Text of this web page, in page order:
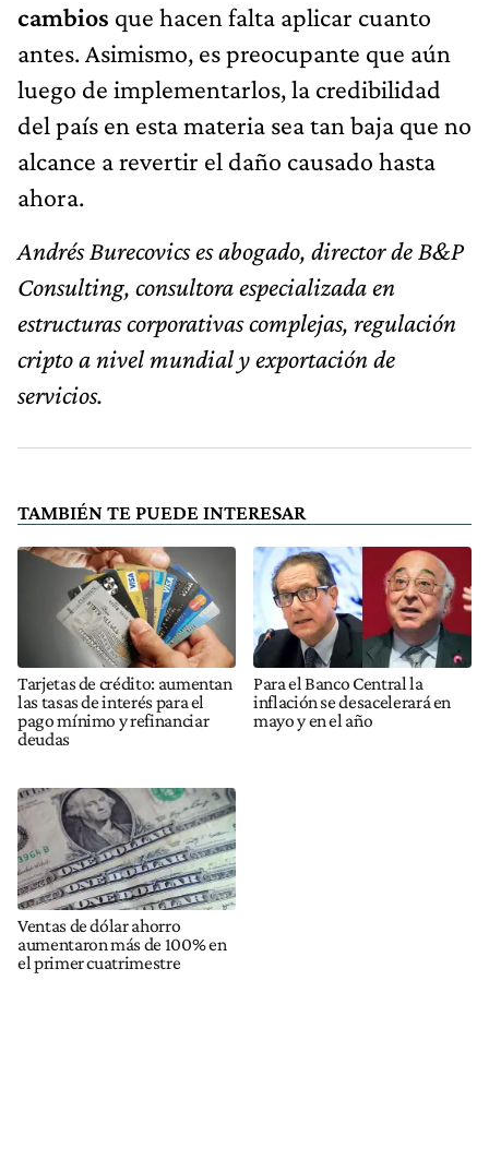
cambios que hacen falta aplicar cuanto
antes. Asimismo, es preocupante que aún
luego de implementarlos, la credibilidad
del país en esta materia sea tan baja que no
alcance a revertir el daño causado hasta
ahora.
Andrés Burecovics es abogado, director de B&P
Consulting, consultora especializada en
estructuras corporativas complejas, regulación
cripto a nivel mundial y exportación de
servicios.
TAMBIÉN TE PUEDE INTERESAR
Tarjetas de crédito: aumentan
las tasas de interés para el
pago mínimo y refinanciar
deudas
Para el Banco Central la
inflación se desacelerará en
mayo y en el año
Ventas de dólar ahorro
aumentaron más de 100% en
el primer cuatrimestre